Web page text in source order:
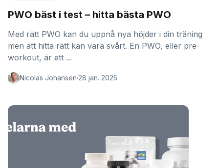
PWO bäst i test – hitta bästa PWO
Med rätt PWO kan du uppnå nya höjder i din träning
men att hitta rätt kan vara svårt. En PWO, eller pre-
workout, är ett ...
Nicolas Johansen 28 jan. 2025